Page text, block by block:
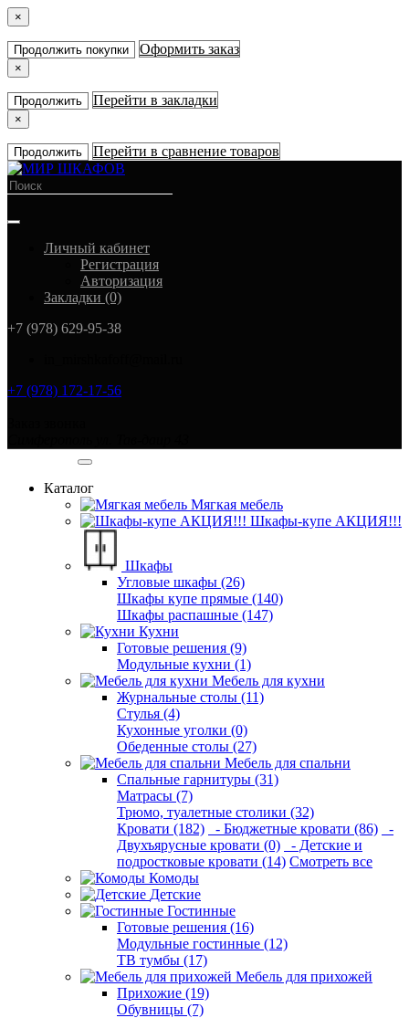
×
Продолжить покупки Оформить заказ
×
Продолжить Перейти в закладки
×
Продолжить Перейти в сравнение товаров
Личный кабинет
Регистрация
Авторизация
Закладки (0)
+7 (978) 629-95-38
+7 (978) 172-17-56
Каталог
Мягкая мебель
Шкафы-купе АКЦИЯ!!!
Шкафы
Угловые шкафы (26)
Шкафы купе прямые (140)
Шкафы распашные (147)
Кухни
Готовые решения (9)
Модульные кухни (1)
Мебель для кухни
Журнальные столы (11)
Стулья (4)
Кухонные уголки (0)
Обеденные столы (27)
Мебель для спальни
Спальные гарнитуры (31)
Матрасы (7)
Трюмо, туалетные столики (32)
Кровати (182)
- Бюджетные кровати (86)
-
Двухъярусные кровати (0)
- Детские и
подростковые кровати (14) Смотреть все
Комоды
Детские
Гостинные
Готовые решения (16)
Модульные гостинные (12)
ТВ тумбы (17)
Мебель для прихожей
Прихожие (19)
Обувницы (7)